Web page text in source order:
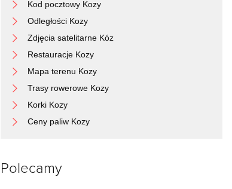
Kod pocztowy Kozy
Odległości Kozy
Zdjęcia satelitarne Kóz
Restauracje Kozy
Mapa terenu Kozy
Trasy rowerowe Kozy
Korki Kozy
Ceny paliw Kozy
Polecamy